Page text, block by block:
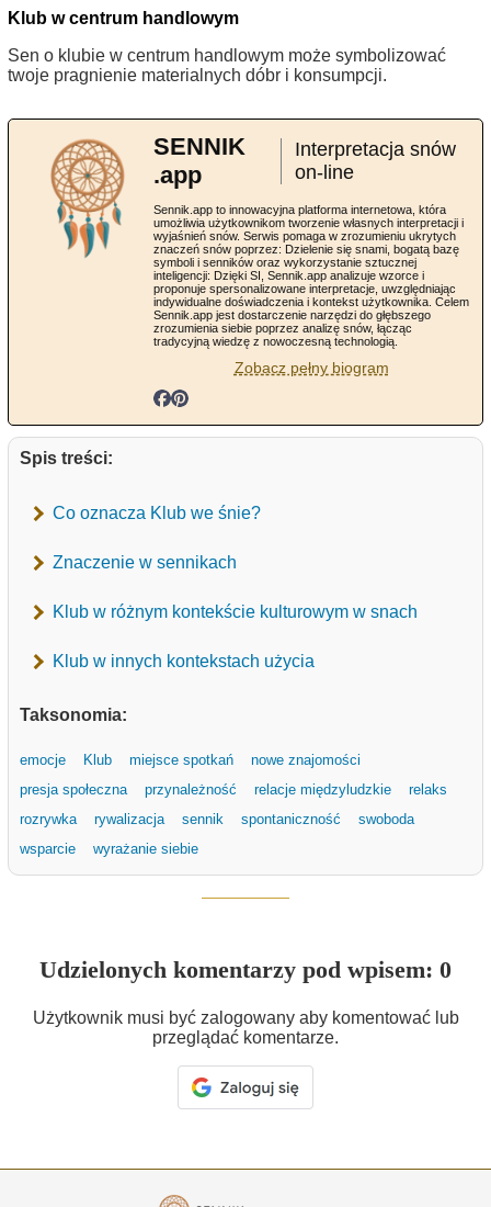
Klub w centrum handlowym
Sen o klubie w centrum handlowym może symbolizować
twoje pragnienie materialnych dóbr i konsumpcji.
SENNIK
.app
Interpretacja snów
on-line
Sennik.app to innowacyjna platforma internetowa, która
umożliwia użytkownikom tworzenie własnych interpretacji i
wyjaśnień snów. Serwis pomaga w zrozumieniu ukrytych
znaczeń snów poprzez: Dzielenie się snami, bogatą bazę
symboli i senników oraz wykorzystanie sztucznej
inteligencji: Dzięki SI, Sennik.app analizuje wzorce i
proponuje spersonalizowane interpretacje, uwzględniając
indywidualne doświadczenia i kontekst użytkownika. Celem
Sennik.app jest dostarczenie narzędzi do głębszego
zrozumienia siebie poprzez analizę snów, łącząc
tradycyjną wiedzę z nowoczesną technologią.
Zobacz pełny biogram
Spis treści:
Co oznacza Klub we śnie?
Znaczenie w sennikach
Klub w różnym kontekście kulturowym w snach
Klub w innych kontekstach użycia
Taksonomia:
emocje Klub miejsce spotkań
nowe znajomości
presja społeczna
przynależność relacje międzyludzkie
relaks
rozrywka
rywalizacja sennik spontaniczność
swoboda
wsparcie
wyrażanie siebie
Udzielonych komentarzy pod wpisem: 0
Użytkownik musi być zalogowany aby komentować lub
przeglądać komentarze.